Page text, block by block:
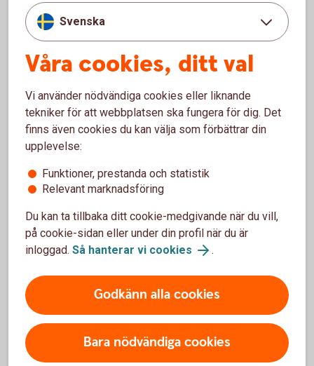
Villkor Kompletterande kortförsäkring för Betalkort
Företag (extern)
Kontaktuppgifter till Trygg-Hansa
och skadeanmälan för Betalkort
Företag
kan göra skadeanmälan för Betalkort Företag på deras
webbplats.
Skadeanmälan via webbplats (trygghansa.se)
Övriga frågor
Mejl
kort@trygghansa.se
Telefon
Svenska
Våra cookies, ditt val
Vi använder nödvändiga cookies eller liknande
tekniker för att webbplatsen ska fungera för dig. Det
finns även cookies du kan välja som förbättrar din
upplevelse:
Funktioner, prestanda och statistik
Relevant marknadsföring
Du kan ta tillbaka ditt cookie-medgivande när du vill,
på cookie-sidan eller under din profil när du är
inloggad. Så hanterar vi cookies .
Godkänn alla cookies
Bara nödvändiga cookies